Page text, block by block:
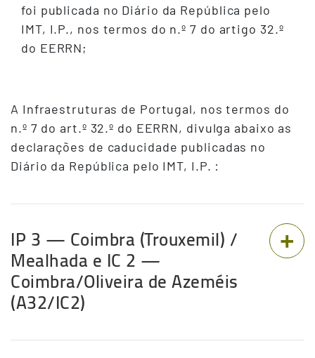
foi publicada no Diário da República pelo
IMT, I.P., nos termos do n.º 7 do artigo 32.º
do EERRN;
A Infraestruturas de Portugal, nos termos do
n.º 7 do art.º 32.º do EERRN, divulga abaixo as
declarações de caducidade publicadas no
Diário da República pelo IMT, I.P. :
IP 3 — Coimbra (Trouxemil) /
Mealhada e IC 2 —
Coimbra/Oliveira de Azeméis
(A32/IC2)